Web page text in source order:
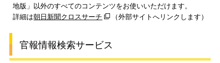
地版」以外のすべてのコンテンツをお使いいただけます。
詳細は朝日新聞クロスサーチ （外部サイトへリンクします）
官報情報検索サービス